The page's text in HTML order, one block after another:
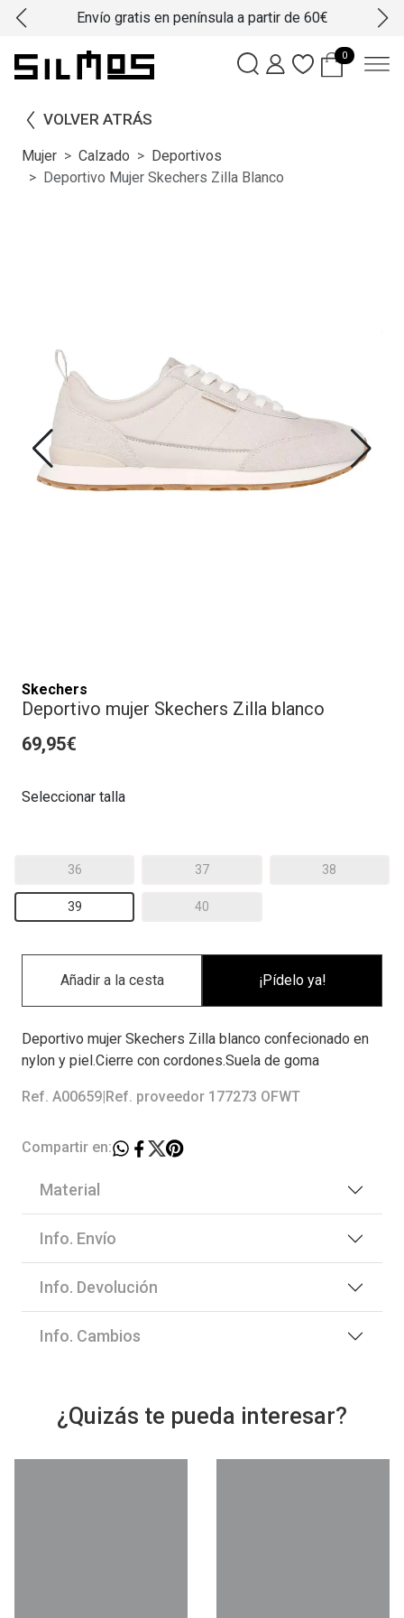
Envío gratis en península a partir de 60€
0
VOLVER ATRÁS
Mujer Calzado
Deportivos
Deportivo Mujer Skechers Zilla Blanco
Skechers
Deportivo mujer Skechers Zilla blanco
69,95€
Seleccionar talla
36 37 38
39 40
¡Pídelo ya!
Deportivo mujer Skechers Zilla blanco confecionado en
nylon y piel.Cierre con cordones.Suela de goma
Ref. A00659 Ref. proveedor 177273 OFWT
Compartir en:
Material
Info. Envío
Info. Devolución
Info. Cambios
¿Quizás te pueda interesar?